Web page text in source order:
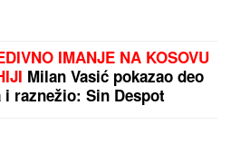
IMANJE NA KOSOVU
Milan Vasić pokazao deo
raznežio: Sin Despot